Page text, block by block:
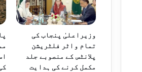
وزیراعلیٰ پنجاب کی
تمام واٹر فلٹریشن
پلانٹس کے منصوبے جلد
مکمل کرنے کی ہدایت